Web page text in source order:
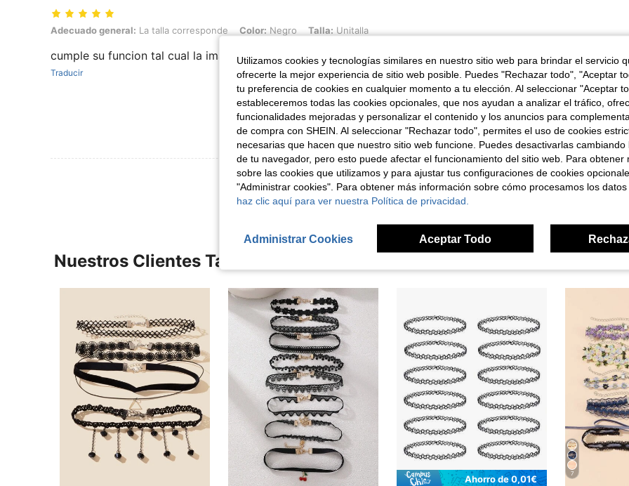
Adecuado general: La talla corresponde, Color: Negro, Talla: Unitalla
Adecuado general: La talla corresponde Color: Negro Talla: Unitalla
cumple su funcion tal cual la imagen buen precio
Traducir
Ver Más Reseñas
Nuestros Clientes También Vieron
Ahorro de 0,01€ 7
Utilizamos cookies y tecnologías similares en nuestro sitio web para brindar el servicio
ofrecerte la mejor experiencia de sitio web posible. Puedes "Rechazar todo", "Aceptar
tu preferencia de cookies en cualquier momento a tu elección. Al seleccionar "Aceptar
estableceremos todas las cookies opcionales, que nos ayudan a analizar el tráfico,
funcionalidades mejoradas y personalizar el contenido y los anuncios para
de compra con SHEIN. Al seleccionar "Rechazar todo", permites el uso de cookies
necesarias que hacen que nuestro sitio web funcione. Puedes desactivarlas cambiando
de tu navegador, pero esto puede afectar el funcionamiento del sitio web. Para obtener
sobre las cookies que utilizamos y para ajustar tus configuraciones de cookies
"Administrar cookies". Para obtener más información sobre cómo procesamos los datos
haz clic aquí para ver nuestra Política de privacidad.
Administrar Cookies Aceptar Todo